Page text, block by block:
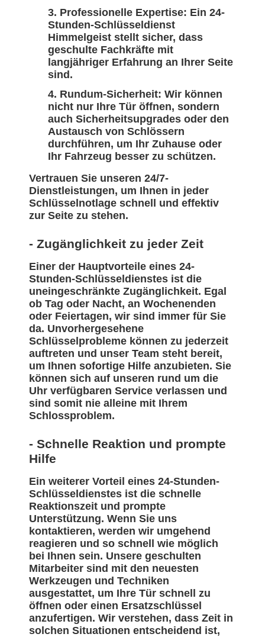
Professionelle Expertise: Ein 24-
Stunden-Schlüsseldienst
Himmelgeist stellt sicher, dass
geschulte Fachkräfte mit
langjähriger Erfahrung an Ihrer Seite
sind.
Rundum-Sicherheit: Wir können
nicht nur Ihre Tür öffnen, sondern
auch Sicherheitsupgrades oder den
Austausch von Schlössern
durchführen, um Ihr Zuhause oder
Ihr Fahrzeug besser zu schützen.
Vertrauen Sie unseren 24/7-
Dienstleistungen, um Ihnen in jeder
Schlüsselnotlage schnell und effektiv
zur Seite zu stehen.
- Zugänglichkeit zu jeder Zeit
Einer der Hauptvorteile eines 24-
Stunden-Schlüsseldienstes ist die
uneingeschränkte Zugänglichkeit. Egal
ob Tag oder Nacht, an Wochenenden
oder Feiertagen, wir sind immer für Sie
da. Unvorhergesehene
Schlüsselprobleme können zu jederzeit
auftreten und unser Team steht bereit,
um Ihnen sofortige Hilfe anzubieten. Sie
können sich auf unseren rund um die
Uhr verfügbaren Service verlassen und
sind somit nie alleine mit Ihrem
Schlossproblem.
- Schnelle Reaktion und prompte
Hilfe
Ein weiterer Vorteil eines 24-Stunden-
Schlüsseldienstes ist die schnelle
Reaktionszeit und prompte
Unterstützung. Wenn Sie uns
kontaktieren, werden wir umgehend
reagieren und so schnell wie möglich
bei Ihnen sein. Unsere geschulten
Mitarbeiter sind mit den neuesten
Werkzeugen und Techniken
ausgestattet, um Ihre Tür schnell zu
öffnen oder einen Ersatzschlüssel
anzufertigen. Wir verstehen, dass Zeit in
solchen Situationen entscheidend ist,